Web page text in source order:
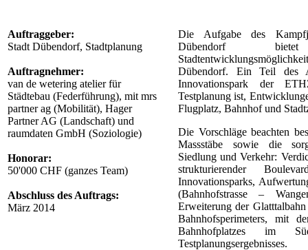
Auftraggeber:
Stadt Dübendorf, Stadtplanung
Auftragnehmer:
van de wetering atelier für
Städtebau (Federführung), mit mrs
partner ag (Mobilität), Hager
Partner AG (Landschaft) und
raumdaten GmbH (Soziologie)
Honorar:
50'000 CHF (ganzes Team)
Abschluss des Auftrags:
März 2014
Die Aufgabe des
Dübendorf bietet
Dübendorf. Ein Teil des
Innovationspark der
Testplanung ist,
Flugplatz, Bahnhof und
Die Vorschläge beachten
Massstäbe sowie die
Siedlung und Verkehr:
strukturierender
Innovationsparks,
(Bahnhofstrasse –
Erweiterung der
Bahnhofsperimeters, mit
Bahnhofplatzes im
Testplanungsergebnisses.